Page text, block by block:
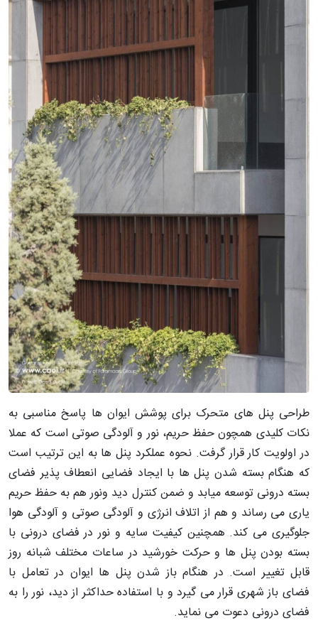
طراحی پنل های متحرک برای پوشش ایوان ها پاسخ مناسبی به
نکات کلیدی همچون حفظ حریم، نور و آلودگی صوتی است که عملا
در اولویت کار قرار گرفت. نحوه عملکرد پنل ها به این ترتیب است
که هنگام بسته شدن پنل ها با ایجاد فضایی انعطاف پذیر فضای
بسته درونی توسعه میابد و ضمن کنترل دید ونور هم به حفظ حریم
یاری می رساند و هم از اتلاف انرژی و آلودگی صوتی و آلودگی هوا
جلوگیری می کند. همچنین کیفیت سایه و نور در فضای درونی با
بسته بودن پنل ها و حرکت خورشید در ساعات مختلف شبانه روز
قابل تغییر است. در هنگام باز شدن پنل ها ایوان در تعامل با
فضای باز شهری قرار می گیرد و با استفاده حداکثر از دید، نور را به
فضای درونی دعوت می نماید.